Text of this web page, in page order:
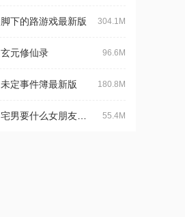
脚下的路游戏最新版 304.1M
玄元修仙录 96.6M
未定事件簿最新版 180.8M
55.4M